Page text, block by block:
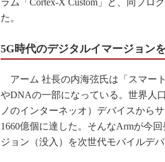
ラム「Cortex-X Custom」と、同プロ
た。
5G時代のデジタルイマージョン
アーム 社長の内海弦氏は「スマー
やDNAの一部になっている。世界人
ノのインターネッオ）デバイスから
1660億個に達した。そんなArmが今
ジョン（没入）を次世代モバイルデ